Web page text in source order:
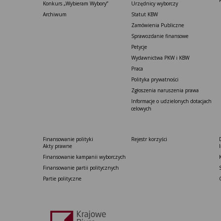
Konkurs „Wybieram Wybory”
Archiwum
Urzędnicy wyborczy
Statut K​BW
Zamówienia Publiczne
Sprawozdanie finansowe
Petycje
Wydawnictwa PKW i KBW
Praca
Polityka prywatności
Zgłoszenia naruszenia prawa
Informacje o udzielonych dotacjach
celowych
Finansowanie polityki
Akty prawne
Finansowanie kampanii wyborczych
Finansowanie partii politycznych
Partie polityczne
Rejestr korzyści